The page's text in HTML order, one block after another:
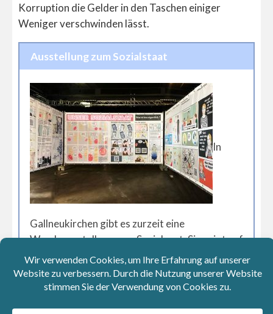
Korruption die Gelder in den Taschen einiger
Weniger verschwinden lässt.
Ausstellung zum Sozialstaat
In
Gallneukirchen gibt es zurzeit eine
Wanderaustellung zum Sozialsaat. Sie zeigt auf
fünf großen Planen die Errungenschaften des
Sozialstaates, die anhand der Figur „Alex“
bildhaft und einfach erklärt dargestellt